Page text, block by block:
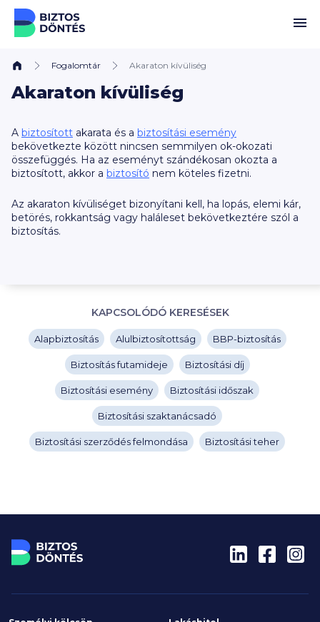
Ugrás a tartalomhoz
Fogalomtár Akaraton kívüliség
Akaraton kívüliség
A biztosított akarata és a biztosítási esemény
bekövetkezte között nincsen semmilyen ok-okozati
összefüggés. Ha az eseményt szándékosan okozta a
biztosított, akkor a biztosító nem köteles fizetni.
Az akaraton kívüliséget bizonyítani kell, ha lopás, elemi kár,
betörés, rokkantság vagy haláleset bekövetkeztére szól a
biztosítás.
KAPCSOLÓDÓ KERESÉSEK
Alapbiztosítás Alulbiztosítottság BBP-biztosítás
Biztosítás futamideje Biztosítási díj
Biztosítási esemény Biztosítási időszak
Biztosítási szaktanácsadó
Biztosítási szerződés felmondása Biztosítási teher